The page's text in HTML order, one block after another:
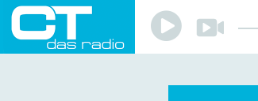
Play
Play